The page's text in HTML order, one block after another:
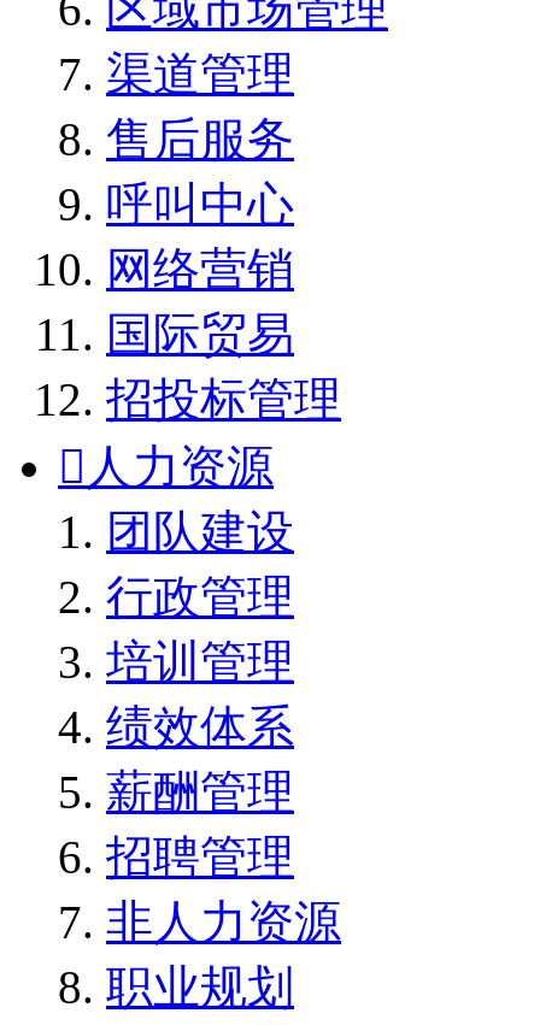
渠道管理
售后服务
呼叫中心
网络营销
国际贸易
招投标管理
 人力资源
团队建设
行政管理
培训管理
绩效体系
薪酬管理
招聘管理
非人力资源
职业规划